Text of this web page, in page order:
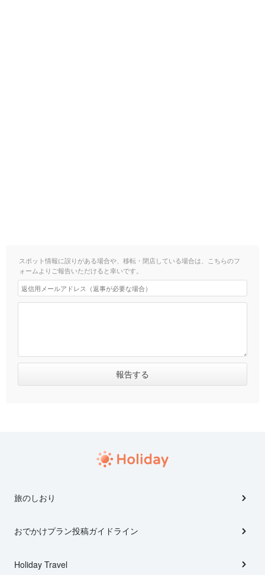
スポット情報に誤りがある場合や、移転・閉店している場合は、こちらのフ
ォームよりご報告いただけると幸いです。
旅のしおり
おでかけプラン投稿ガイドライン
Holiday Travel